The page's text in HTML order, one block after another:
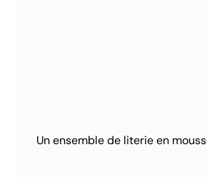
Un ensemble de literie en